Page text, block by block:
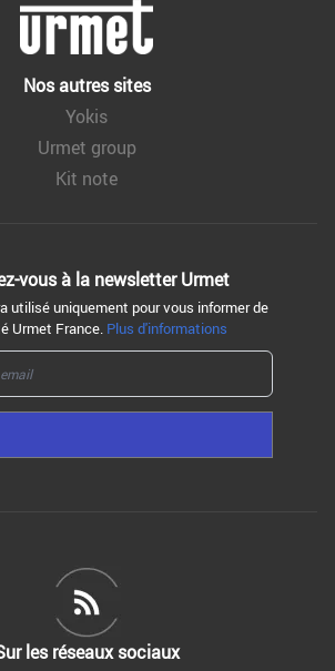
Nos autres sites
Yokis
Urmet group
Kit note
vous à la newsletter Urmet
utilisé uniquement pour vous informer de
Urmet France. Plus d'informations
les réseaux sociaux